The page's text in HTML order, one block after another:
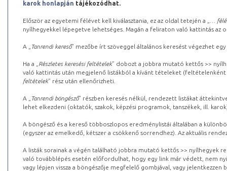
karok honlapján tájékozódhat.
Először az egyetemi félévet kell kiválasztania, ez az oldal tetején a „
…
nyílhegyekkel lépegetve lehetséges. Magán a feliraton való kattintás az
A „ Tanrendi kereső” mezőbe írt szöveggel általános keresést végezhet
Ha a „ Részletes keresési feltételek” dobozt a jobbra mutató kettős >>
való kattintás után megjelenő listákból a kívánt tételeket (feltételenként
feltételek” rész után ellenőrizheti.
A „ Tanrendi böngésző” részben keresés nélkül, rendezett listákat
lehet elkezdeni (oktatók, szakok, képzési programok, tanszékek, ill.
A böngésző és a kereső többoszlopos eredménylistái általában a
(egyszer az emelkedő, kétszer a csökkenő sorrendhez). Az aktuális
A listák sorainak a végén található jobbra mutató kettős >> nyílhegyek
való továbblépés esetén előfordulhat, hogy egy link már védett, nem
vagy lépjen vissza a böngészője megfelelő gombjával, vagy